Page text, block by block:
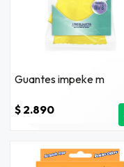
Guantes impeke m
$ 2.890